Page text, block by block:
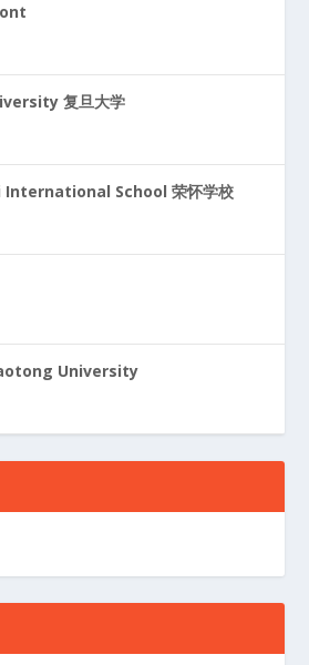
复旦大学
International School 荣怀学校
University